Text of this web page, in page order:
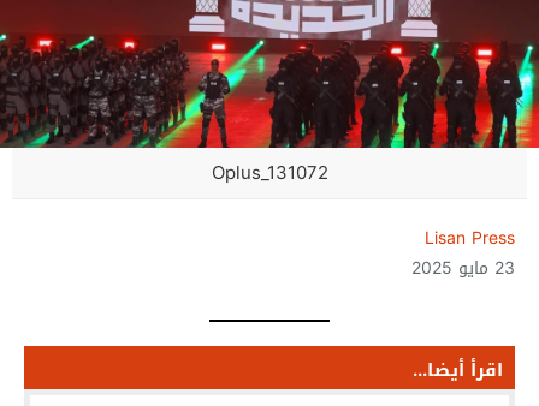
Oplus_131072
Lisan Press
23 مايو 2025
اقرأ أيضا...